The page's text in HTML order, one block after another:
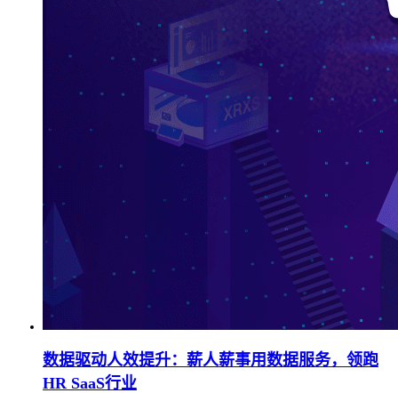
数据驱动人效提升：薪人薪事用数据服务，领跑
HR SaaS行业